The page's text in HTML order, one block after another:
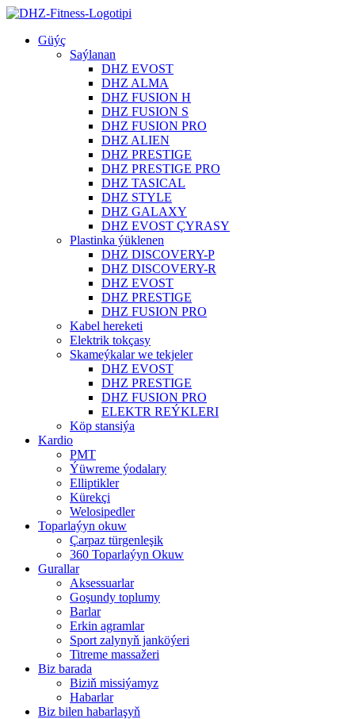
Güýç
Saýlanan
DHZ EVOST
DHZ ALMA
DHZ FUSION H
DHZ FUSION S
DHZ FUSION PRO
DHZ ALIEN
DHZ PRESTIGE
DHZ PRESTIGE PRO
DHZ TASICAL
DHZ STYLE
DHZ GALAXY
DHZ EVOST ÇYRASY
Plastinka ýüklenen
DHZ DISCOVERY-P
DHZ DISCOVERY-R
DHZ EVOST
DHZ PRESTIGE
DHZ FUSION PRO
Kabel hereketi
Elektrik tokçasy
Skameýkalar we tekjeler
DHZ EVOST
DHZ PRESTIGE
DHZ FUSION PRO
ELEKTR REÝKLERI
Köp stansiýa
Kardio
PMT
Ýüwreme ýodalary
Elliptikler
Kürekçi
Welosipedler
Toparlaýyn okuw
Çarpaz türgenleşik
360 Toparlaýyn Okuw
Gurallar
Aksessuarlar
Goşundy toplumy
Barlar
Erkin agramlar
Sport zalynyň janköýeri
Titreme massažeri
Biz barada
Biziň missiýamyz
Habarlar
Biz bilen habarlaşyň